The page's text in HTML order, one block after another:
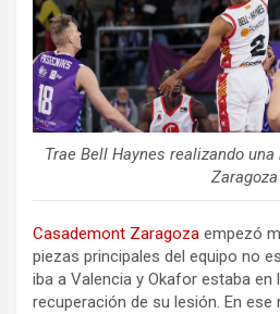
Trae Bell Haynes realizando
Zaragoza
Casademont Zaragoza empezó
piezas principales del equipo no
iba a Valencia y Okafor estaba en
recuperación de su lesión. En ese